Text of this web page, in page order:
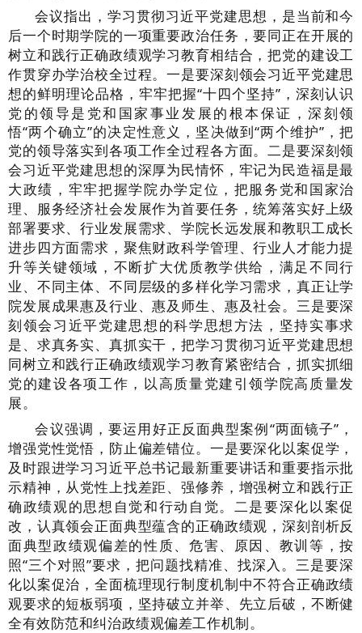
会议指出，学习贯彻习近平党建思想，是当前和今
后一个时期学院的一项重要政治任务，要同正在开展的
树立和践行正确政绩观学习教育相结合，把党的建设工
作贯穿办学治校全过程。一是要深刻领会习近平党建思
想的鲜明理论品格，牢牢把握“十四个坚持”，深刻认识
党的领导是党和国家事业发展的根本保证，深刻领
悟“两个确立”的决定性意义，坚决做到“两个维护”，把
党的领导落实到各项工作全过程各方面。二是要深刻领
会习近平党建思想的深厚为民情怀，牢记为民造福是最
大政绩，牢牢把握学院办学定位，把服务党和国家治
理、服务经济社会发展作为首要任务，统筹落实好上级
部署要求、行业发展需求、学院长远发展和教职工成长
进步四方面需求，聚焦财政科学管理、行业人才能力提
升等关键领域，不断扩大优质教学供给，满足不同行
业、不同主体、不同层级的多样化学习需求，真正让学
院发展成果惠及行业、惠及师生、惠及社会。 三是要深
刻领会习近平党建思想的科学思想方法，坚持实事求
是、求真务实、真抓实干，把学习贯彻习近平党建思想
同树立和践行正确政绩观学习教育紧密结合，抓实抓细
党的建设各项工作，以高质量党建引领学院高质量发
展。
会议强调，要运用好正反面典型案例“两面镜子”，
增强党性觉悟，防止偏差错位。 一是要深化以案促学，
及时跟进学习习近平总书记最新重要讲话和重要指示批
示精神，从党性上找差距、强修养，增强树立和践行正
确政绩观的思想自觉和行动自觉。 二是要深化以案促
改，认真领会正面典型蕴含的正确政绩观，深刻剖析反
面典型政绩观偏差的性质、危害、原因、教训等，按
照“三个对照”要求，把问题找精准、找深入。三是要深
化以案促治，全面梳理现行制度机制中不符合正确政绩
观要求的短板弱项，坚持破立并举、先立后破，不断健
全有效防范和纠治政绩观偏差工作机制。